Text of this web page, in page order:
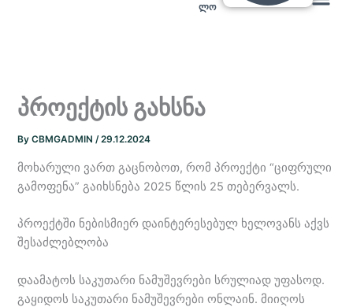
ლო
პროექტის გახსნა
ByCBMGADMIN/29.12.2024
მოხარული ვართ გაცნობოთ, რომ პროექტი “ციფრული
გამოფენა” გაიხსნება 2025 წლის 25 თებერვალს.
პროექტში ნებისმიერ დაინტერესებულ ხელოვანს აქვს
შესაძლებლობა
დაამატოს საკუთარი ნამუშევრები სრულიად უფასოდ.
გაყიდოს საკუთარი ნამუშევრები ონლაინ. მიიღოს